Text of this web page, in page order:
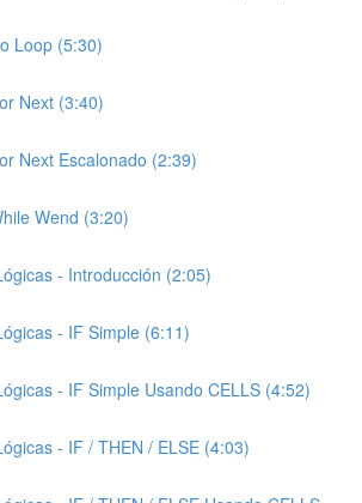
Loop (5:30)
Next (3:40)
Next Escalonado (2:39)
Wend (3:20)
- Introducción (2:05)
- IF Simple (6:11)
- IF Simple Usando CELLS (4:52)
- IF / THEN / ELSE (4:03)